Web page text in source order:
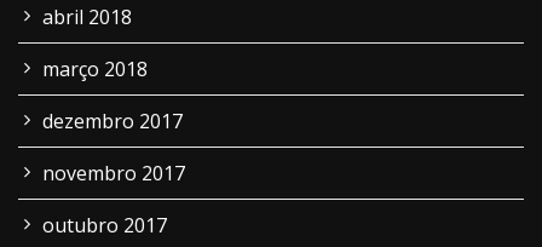
abril 2018
março 2018
dezembro 2017
novembro 2017
outubro 2017